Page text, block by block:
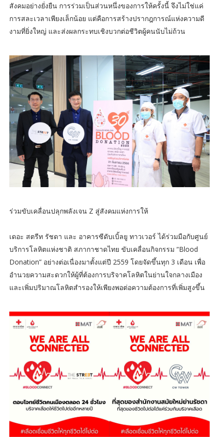
สังคมอย่างยั่งยืน การร่วมเป็นส่วนหนึ่งของการให้ครั้งนี้ จึงไม่ใช่แค่
การสละเวลาเพียงเล็กน้อย แต่คือการสร้างปรากฎการณ์แห่งความดี
งามที่ยิ่งใหญ่ และส่งผลกระทบเชิงบวกต่อชีวิตผู้คนนับไม่ถ้วน
ร่วมขับเคลื่อนปลุกพลังเจน Z สู่สังคมแห่งการให้
เดอะ สตรีท รัชดา และ อาคารซีดับเบิ้ลยู ทาวเวอร์ ได้ร่วมมือกับศูนย์
บริการโลหิตแห่งชาติ สภากาชาดไทย ขับเคลื่อนกิจกรรม “Blood
Donation” อย่างต่อเนื่องมาตั้งแต่ปี 2559 โดยจัดขึ้นทุก 3 เดือน เพื่อ
อำนวยความสะดวกให้ผู้ที่ต้องการบริจาคโลหิตในย่านใจกลางเมือง
และเพิ่มปริมาณโลหิตสำรองให้เพียงพอต่อความต้องการที่เพิ่มสูงขึ้น